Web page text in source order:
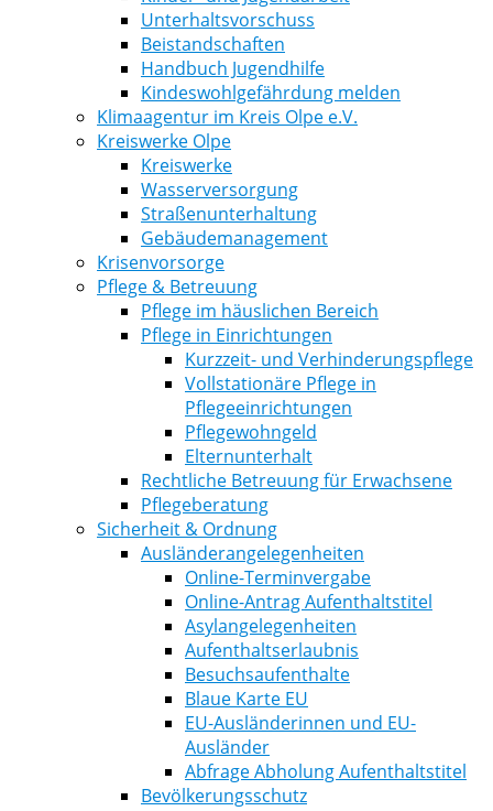
Unterhaltsvorschuss
Beistandschaften
Handbuch Jugendhilfe
Kindeswohlgefährdung melden
Klimaagentur im Kreis Olpe e.V.
Kreiswerke Olpe
Kreiswerke
Wasserversorgung
Straßenunterhaltung
Gebäudemanagement
Krisenvorsorge
Pflege & Betreuung
Pflege im häuslichen Bereich
Pflege in Einrichtungen
Kurzzeit- und Verhinderungspflege
Vollstationäre Pflege in
Pflegeeinrichtungen
Pflegewohngeld
Elternunterhalt
Rechtliche Betreuung für Erwachsene
Pflegeberatung
Sicherheit & Ordnung
Ausländerangelegenheiten
Online-Terminvergabe
Online-Antrag Aufenthaltstitel
Asylangelegenheiten
Aufenthaltserlaubnis
Besuchsaufenthalte
Blaue Karte EU
EU-Ausländerinnen und EU-
Ausländer
Abfrage Abholung Aufenthaltstitel
Bevölkerungsschutz